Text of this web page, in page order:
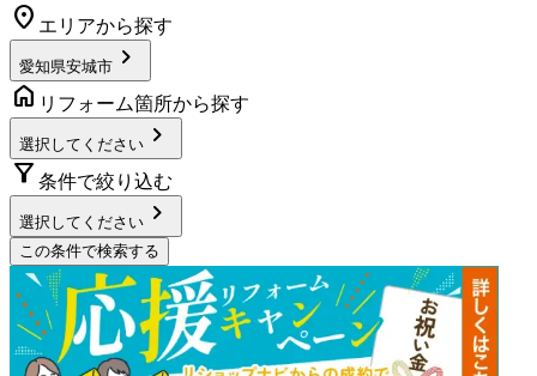
location_on エリアから探す
愛知県安城市 chevron_right
home リフォーム箇所から探す
選択してください chevron_right
filter_alt 条件で絞り込む
選択してください chevron_right
この条件で検索する